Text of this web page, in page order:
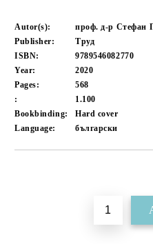
Autor(s):
проф. д-р Стефан
Publisher:
Труд
ISBN:
9789546082770
Year:
2020
Pages:
568
:
1.100
Bookbinding:
Hard cover
Language:
български